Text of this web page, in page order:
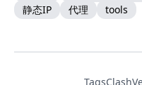
静态IP
代理 tools
Tags